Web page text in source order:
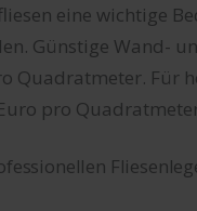
eine wichtige
Günstige Wand-
Quadratmeter. Für
pro